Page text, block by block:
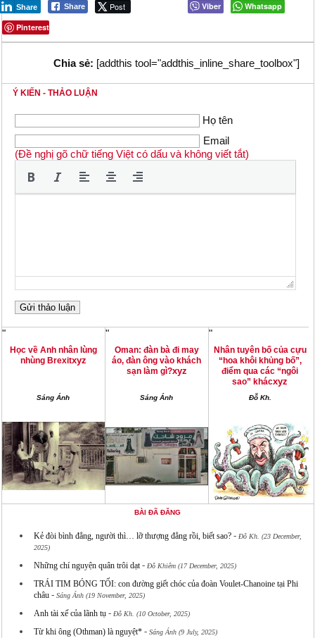
Share Post
Share Viber
Whatsapp
Pinterest
Chia sẻ: [addthis tool="addthis_inline_share_toolbox"]
Ý KIẾN - THẢO LUẬN
Họ tên
Email
(Đề nghị gõ chữ tiếng Việt có dấu và không viết tắt)
"
Học về Anh nhân lùng
nhùng Brexitxyz
Sáng Ánh
"
Oman: đàn bà đi may
áo, đàn ông vào khách
sạn làm gì?xyz
Sáng Ánh
"
Nhân tuyên bố của cựu
“hoa khôi khủng bố”,
điểm qua các “ngôi
sao” khácxyz
Đỗ Kh.
BÀI ĐÃ ĐĂNG
Kẻ đòi bình đẳng, người thì… lỡ thượng đẳng rồi, biết sao?- Đỗ Kh. (23 December,
2025)
Những chí nguyện quân trôi dạt- Đỗ Khiêm (17 December, 2025)
TRÁI TIM BÓNG TỐI: con đường giết chóc của đoàn Voulet-Chanoine tại Phi
châu- Sáng Ánh (19 November, 2025)
Anh tài xế của lãnh tụ- Đỗ Kh. (10 October, 2025)
Từ khi ông (Othman) là nguyệt*- Sáng Ánh (9 July, 2025)